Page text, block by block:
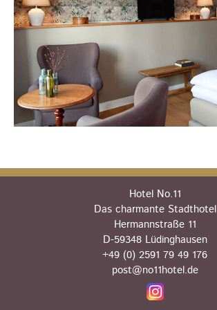
Hotel No.11
Das charmante Stadthotel
Hermannstraße 11
D-59348 Lüdinghausen
+49 (0) 2591 79 49 176
post@no11hotel.de